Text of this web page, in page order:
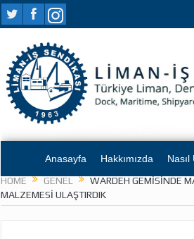
Anasayfa Hakkımızda
HOME
GENEL
WARDEH GEMISINDE
MALZEMESI ULAŞTIRDIK